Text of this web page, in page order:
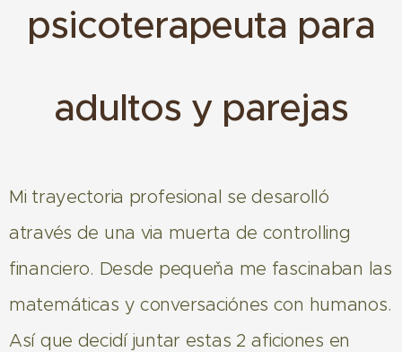
psicoterapeuta para
adultos y parejas
Mi trayectoria profesional se desarolló
através de una via muerta de controlling
financiero. Desde pequeňa me fascinaban las
matemáticas y conversaciónes con humanos.
Así que decidí juntar estas 2 aficiones en